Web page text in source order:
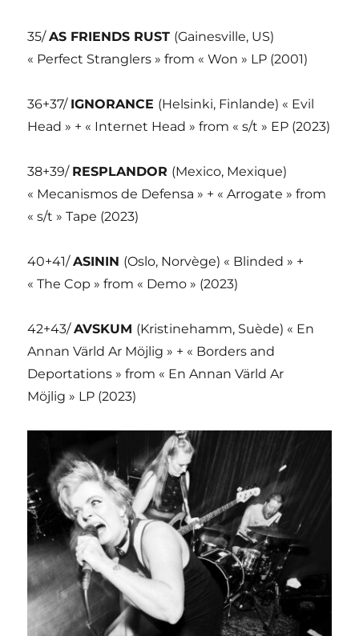
35/AS FRIENDS RUST (Gainesville, US)
« Perfect Stranglers » from « Won » LP (2001)
36+37/ IGNORANCE (Helsinki, Finlande) « Evil
Head » + « Internet Head » from « s/t » EP (2023)
38+39/ RESPLANDOR (Mexico, Mexique)
« Mecanismos de Defensa » + « Arrogate » from
« s/t » Tape (2023)
40+41/ASININ (Oslo, Norvège) « Blinded » +
« The Cop » from « Demo » (2023)
42+43/AVSKUM (Kristinehamm, Suède) « En
Annan Värld Ar Möjlig » + « Borders and
Deportations » from « En Annan Värld Ar
Möjlig » LP (2023)